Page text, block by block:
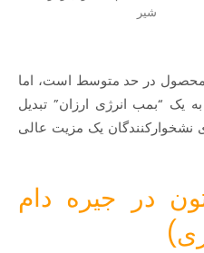
شیر
محصول در حد متوسط است، اما
یک “بمب انرژی ارزان” تبدیل
نشخوارکنندگان یک مزیت عالی
در جیره دام